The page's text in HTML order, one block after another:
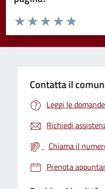
Valuta da 1 a 5 stelle la pagina
Valuta 5
Valuta 4 stelle
Valuta 3 stelle su 5
Valuta 2 stelle su 5
Valuta 1 stelle su 5
Contatta il
Leggi le
Richiedi
Chiama il
Prenota